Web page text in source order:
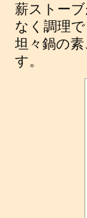
薪ストー
なく調理
坦々鍋の
す。